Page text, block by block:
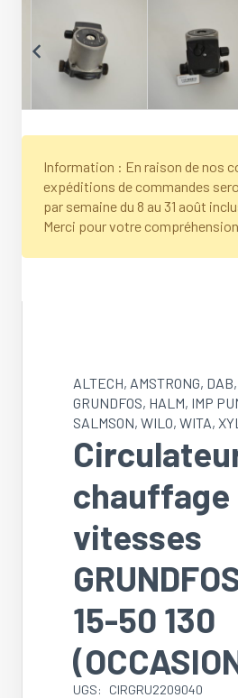
Information : En raison de nos
expéditions de commandes
par semaine du 8 au 31 août
Merci pour votre compréhension.
ALTECH, AMSTRONG, DAB,
GRUNDFOS, HALM, IMP
SALMSON, WILO, WITA,
chauffage
vitesses
15-50 130
UGS: CIRGRU2209040